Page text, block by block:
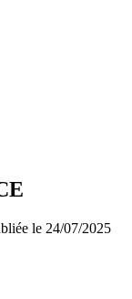
le 24/07/2025